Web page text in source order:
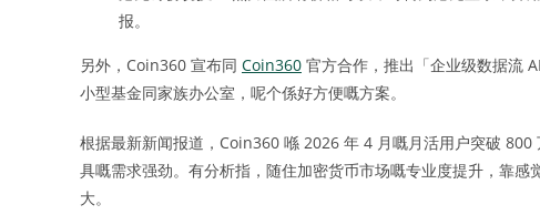
报。
另外，Coin360 宣布同 Coin360 官方合作，推出「企业级数据流
小型基金同家族办公室，呢个係好方便嘅方案。
根据最新新闻报道，Coin360 喺 2026 年 4 月嘅月活用户突破
具嘅需求强劲。有分析指，随住加密货币市场嘅专业度提升，靠
大。